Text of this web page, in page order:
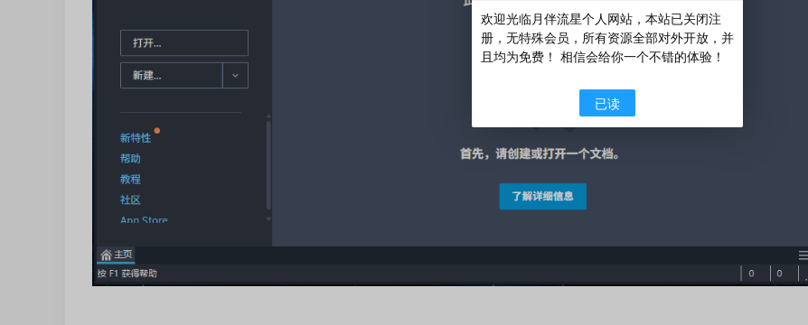
欢迎光临月伴流星个人网站，本站已关闭注
册，无特殊会员，所有资源全部对外开放，并
且均为免费！ 相信会给你一个不错的体验！
已读